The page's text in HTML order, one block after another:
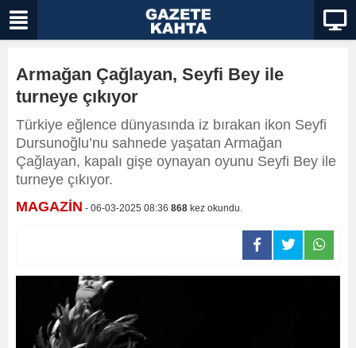
Armağan Çağlayan, Seyfi Bey ile
turneye çıkıyor
Türkiye eğlence dünyasında iz bırakan ikon Seyfi
Dursunoğlu’nu sahnede yaşatan Armağan
Çağlayan, kapalı gişe oynayan oyunu Seyfi Bey ile
turneye çıkıyor.
MAGAZİN - 06-03-2025 08:36 868 kez okundu.